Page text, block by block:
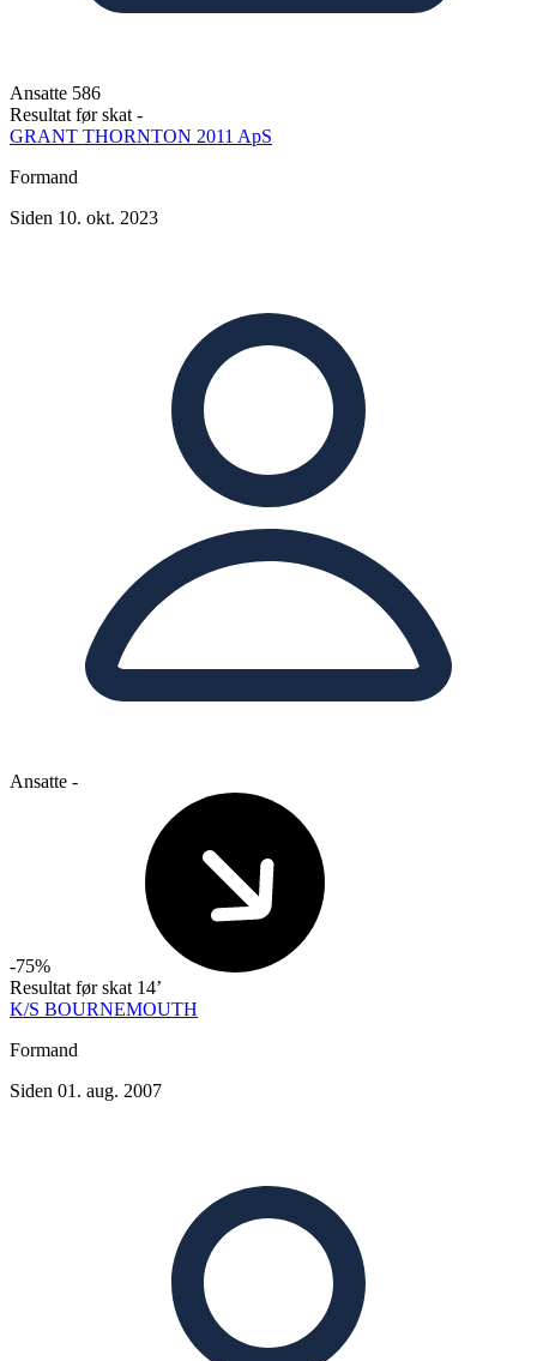
Ansatte 586
Resultat før skat -
GRANT THORNTON 2011 ApS
Formand
Siden 10. okt. 2023
Ansatte -
-75%
Resultat før skat 14’
K/S BOURNEMOUTH
Formand
Siden 01. aug. 2007